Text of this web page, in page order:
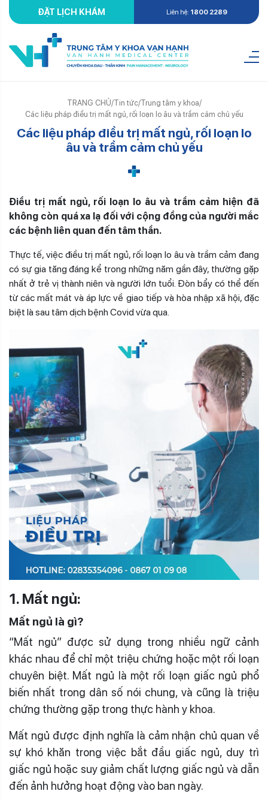
ĐẶT LỊCH KHÁM Liên hệ: 1800 2289
TRANG CHỦ/Tin tức/Trung tâm y khoa/
Các liệu pháp điều trị mất ngủ, rối loạn lo âu và trầm cảm chủ yếu
Các liệu pháp điều trị mất ngủ, rối loạn lo
âu và trầm cảm chủ yếu
Điều trị mất ngủ, rối loạn lo âu và trầm cảm hiện đã
không còn quá xa l ạ đối với cộng đồng của người mắc
các bệnh liên quan đến tâm thần.
Thực tế, việc điều trị mất ngủ, rối loạn lo âu và trầm cảm đang
có sự gia tăng đáng kể trong những năm gần đây, thường gặp
nhất ở trẻ vị thành niên và người lớn tuổi. Đòn bẩy có thể đến
từ các mất mát và áp lực về giao tiếp và hòa nhập xã hội, đặc
biệt là sau tâm dịch bệnh Covid vừa qua.
1. Mất ngủ:
Mất ngủ là gì?
“Mất ngủ” được sử dụng trong nhiều ngữ cảnh
khác nhau để chỉ một triệu chứng hoặc một rối loạn
chuyên biệt. Mất ngủ là một rối loạn giấc ngủ phổ
biến nhất trong dân số nói chung, và cũng là triệu
chứng thường gặp trong thực hành y khoa.
Mất ngủ được định nghĩa là cảm nhận chủ quan về
sự khó khăn trong việc bắt đầu giấc ngủ, duy trì
giấc ngủ hoặc suy giảm chất lượng giấc ngủ và dẫn
đến ảnh hưởng hoạt động vào ban ngày.